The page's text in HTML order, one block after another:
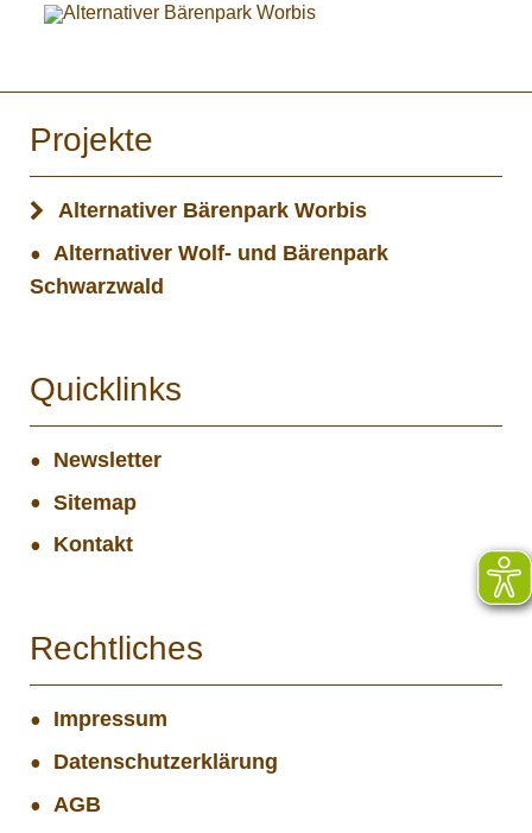
Projekte
Alternativer Bärenpark Worbis
Alternativer Wolf- und Bärenpark
Schwarzwald
Quicklinks
Newsletter
Sitemap
Kontakt
Rechtliches
Impressum
Datenschutzerklärung
AGB